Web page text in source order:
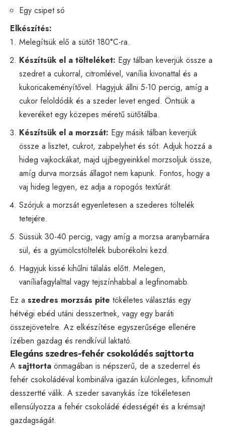
Egy csipet só
Elkészítés:
Melegítsük elő a sütőt 180°C-ra.
Készítsük el a tölteléket: Egy tálban keverjük össze a
szedret a cukorral, citromlével, vanília kivonattal és a
kukoricakeményítővel. Hagyjuk állni 5-10 percig, amíg a
cukor feloldódik és a szeder levet enged. Öntsük a
keveréket egy közepes méretű sütőtálba.
Készítsük el a morzsát: Egy másik tálban keverjük
össze a lisztet, cukrot, zabpelyhet és sót. Adjuk hozzá a
hideg vajkockákat, majd ujjbegyeinkkel morzsoljuk össze,
amíg durva morzsás állagot nem kapunk. Fontos, hogy a
vaj hideg legyen, ez adja a ropogós textúrát.
Szórjuk a morzsát egyenletesen a szederes töltelék
tetejére.
Süssük 30-40 percig, vagy amíg a morzsa aranybarnára
sül, és a gyümölcstöltelék buborékolni kezd.
Hagyjuk kissé kihűlni tálalás előtt. Melegen,
vaníliafagylalttal vagy tejszínhabbal a legfinomabb.
Ez a szedres morzsás pite tökéletes választás egy
hétvégi ebéd utáni desszertnek, vagy egy baráti
összejövetelre. Az elkészítése egyszerűsége ellenére
ízében gazdag és rendkívül laktató.
Elegáns szedres-fehér csokoládés sajttorta
A sajttorta önmagában is népszerű, de a szederrel és
fehér csokoládéval kombinálva igazán különleges, kifinomult
desszertté válik. A szeder savanykás íze tökéletesen
ellensúlyozza a fehér csokoládé édességét és a krémsajt
gazdagságát.